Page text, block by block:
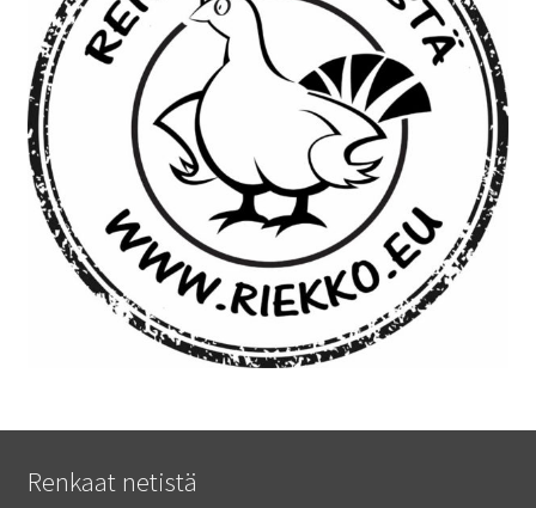
Renkaat netistä